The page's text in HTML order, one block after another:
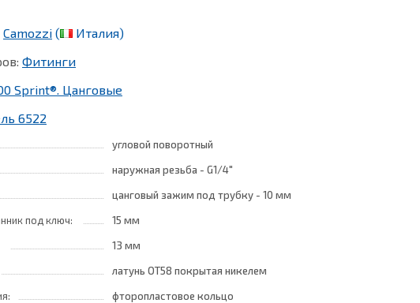
Camozzi (
Италия)
Фитинги
Sprint®. Цанговые
6522
угловой поворотный
наружная резьба - G1/4"
цанговый зажим под трубку - 10 мм
под ключ:
15 мм
13 мм
латунь ОТ58 покрытая никелем
фторопластовое кольцо